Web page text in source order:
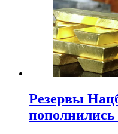
Резервы